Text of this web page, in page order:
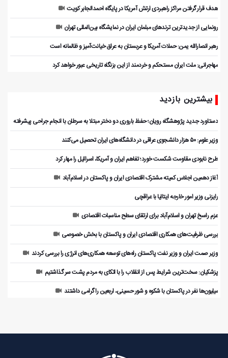
هدف قرار گرفتن مراکز راهبردی ارتش آمریکا در پایگاه احمدالجابر کویت
رونمایی از جدیدترین ترندهای مبلمان ایران در نمایشگاه بین‌المللی تهران
رهبر انصارالله یمن: حملات آمریکا و عربستان به عراق خیانت‌آمیز و ظالمانه است
مهاجرانی: ملت ایران مستحکم و خردمند از این بزنگاه تاریخی عبور خواهد کرد
بیشترین بازدید
دستاورد جدید پژوهشگاه رویان؛ حفظ باروری دو دختر مبتلا به سرطان با انجام جراحی پیشرفته
وزیر علوم: ۵۰ هزار دانشجوی عراقی در دانشگاه‌های ایران تحصیل می‌کنند
طرح نابودی مقاومت شکست خورد؛ تفاهم ایران و آمریکا، اسرائیل را مهار کرد
آغاز دهمین اجلاس کمیته مشترک اقتصادی ایران و پاکستان در اسلام‌آباد
رایزنی وزیر امور خارجه ایتالیا با عراقچی
عزم راسخ تهران و اسلام‌آباد برای ارتقای سطح مناسبات اقتصادی
بررسی ظرفیت‌های همکاری اقتصادی ایران و پاکستان با بخش خصوصی
وزیر صمت ایران و وزیر نفت پاکستان راه‌های توسعه همکاری‌های انرژی را بررسی کردند
پزشکیان: سخت‌ترین شرایط پس از انقلاب را با اتکای به مردم پشت سر گذاشتیم
میلیون‌ها نفر در پاکستان با شکوه و شور حسینی، اربعین را گرامی داشتند